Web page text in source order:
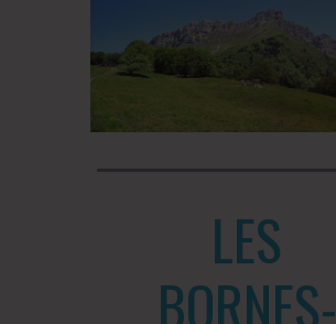
LES
BORNES-